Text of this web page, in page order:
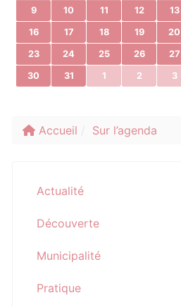
9 10 11 12 13
16 17 18 19 20
23 24 25 26 27
30 31 1 2 3
Accueil Sur l’agenda
Actualité
Découverte
Municipalité
Pratique